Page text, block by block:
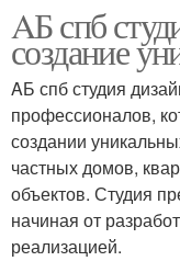
AБ спб
создание
AБ спб студия
профессионалов,
создании
частных домов,
объектов. Студия
начиная от
реализацией.